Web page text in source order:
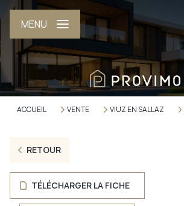
MENU
ACCUEIL VENTE VIUZ EN SALLAZ
RETOUR
TÉLÉCHARGER LA FICHE